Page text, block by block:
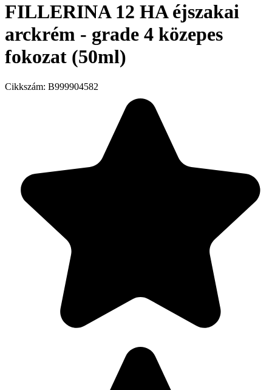
FILLERINA 12 HA éjszakai
arckrém - grade 4 közepes
fokozat (50ml)
Cikkszám: B999904582